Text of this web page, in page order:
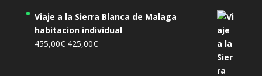
Viaje a la Sierra Blanca de Malaga
habitacion individual
455,00€ El
425,00€El